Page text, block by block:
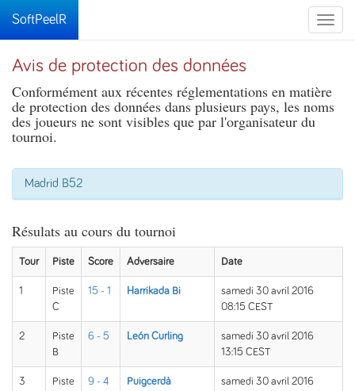
Toggle
SoftPeelR
Avis de protection des données
Conformément aux récentes réglementations en matière
de protection des données dans plusieurs pays, les noms
des joueurs ne sont visibles que par l'organisateur du
tournoi.
Madrid B52
Résulats au cours du tournoi
Tour Piste Score Adversaire Date
1
Piste
C
15 - 1 Harrikada Bi
samedi 30 avril 2016
08:15 CEST
2
Piste
B
6 - 5 León Curling
samedi 30 avril 2016
13:15 CEST
3
Piste
9 - 4
Puigcerdà
samedi 30 avril 2016